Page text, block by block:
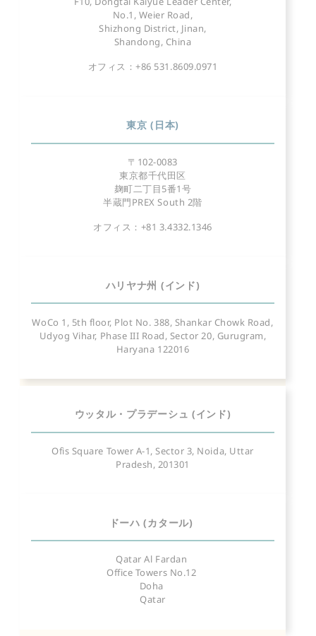
No.1, Weier Road,
Shizhong District, Jinan,
Shandong, China
オフィス：+86 531.8609.0971
東京 (日本)
〒102-0083
東京都千代田区
麹町二丁目5番1号
半蔵門PREX South 2階
オフィス：+81 3.4332.1346
ハリヤナ州 (インド)
WoCo 1, 5th floor, Plot No. 388, Shankar Chowk Road,
Udyog Vihar, Phase III Road, Sector 20, Gurugram,
Haryana 122016
ウッタル・プラデーシュ (インド)
Ofis Square Tower A-1, Sector 3, Noida, Uttar
Pradesh, 201301
ドーハ (カタール)
Qatar Al Fardan
Office Towers No.12
Doha
Qatar